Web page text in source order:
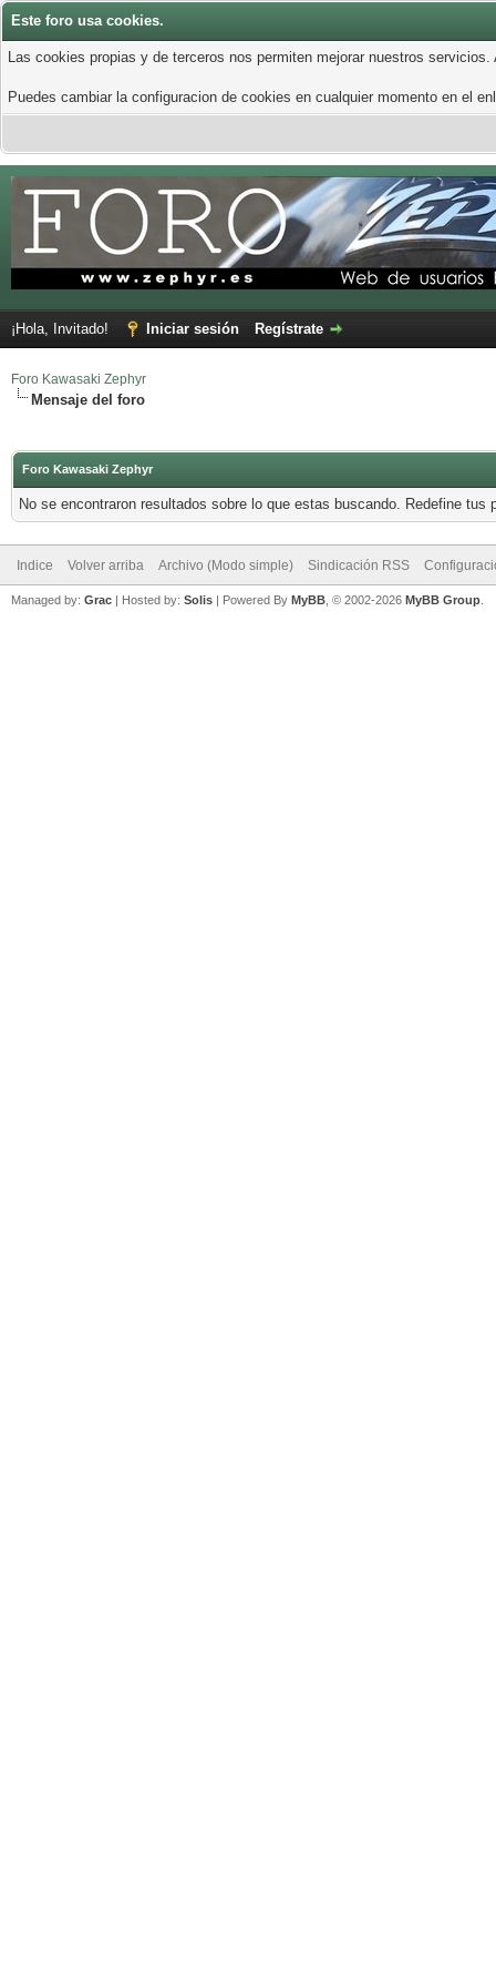
Este foro usa cookies.
Las cookies propias y de terceros nos permiten mejorar nuestros
Puedes cambiar la configuracion de cookies en cualquier momento en el
¡Hola, Invitado! Iniciar sesión Regístrate
Foro Kawasaki Zephyr
Mensaje del foro
Foro Kawasaki Zephyr
No se encontraron resultados sobre lo que estas buscando. Redefine tus
Indice Volver arriba Archivo (Modo simple) Sindicación RSS
Managed by: Grac | Hosted by: Solis | Powered By MyBB , © 2002-2026 MyBB Group